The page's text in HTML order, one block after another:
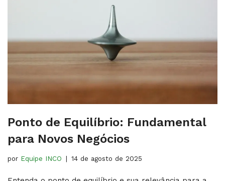
Ponto de Equilíbrio: Fundamental
para Novos Negócios
por Equipe INCO 14 de agosto de 2025